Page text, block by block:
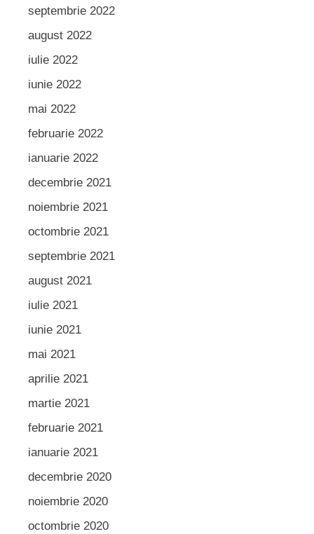
septembrie 2022
august 2022
iulie 2022
iunie 2022
mai 2022
februarie 2022
ianuarie 2022
decembrie 2021
noiembrie 2021
octombrie 2021
septembrie 2021
august 2021
iulie 2021
iunie 2021
mai 2021
aprilie 2021
martie 2021
februarie 2021
ianuarie 2021
decembrie 2020
noiembrie 2020
octombrie 2020